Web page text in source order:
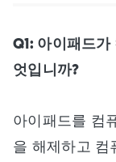
Q1: 아이패드
엇입니까?
아이패드를 컴
을 해제하고 컴